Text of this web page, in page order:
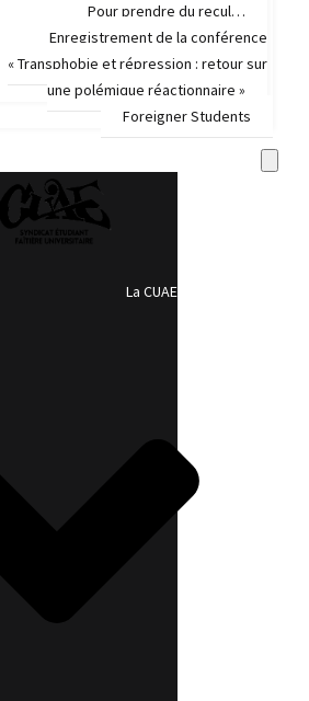
Pour prendre du recul…
Enregistrement de la conférence
« Transphobie et répression : retour sur
une polémique réactionnaire »
Foreigner Students
La CUAE